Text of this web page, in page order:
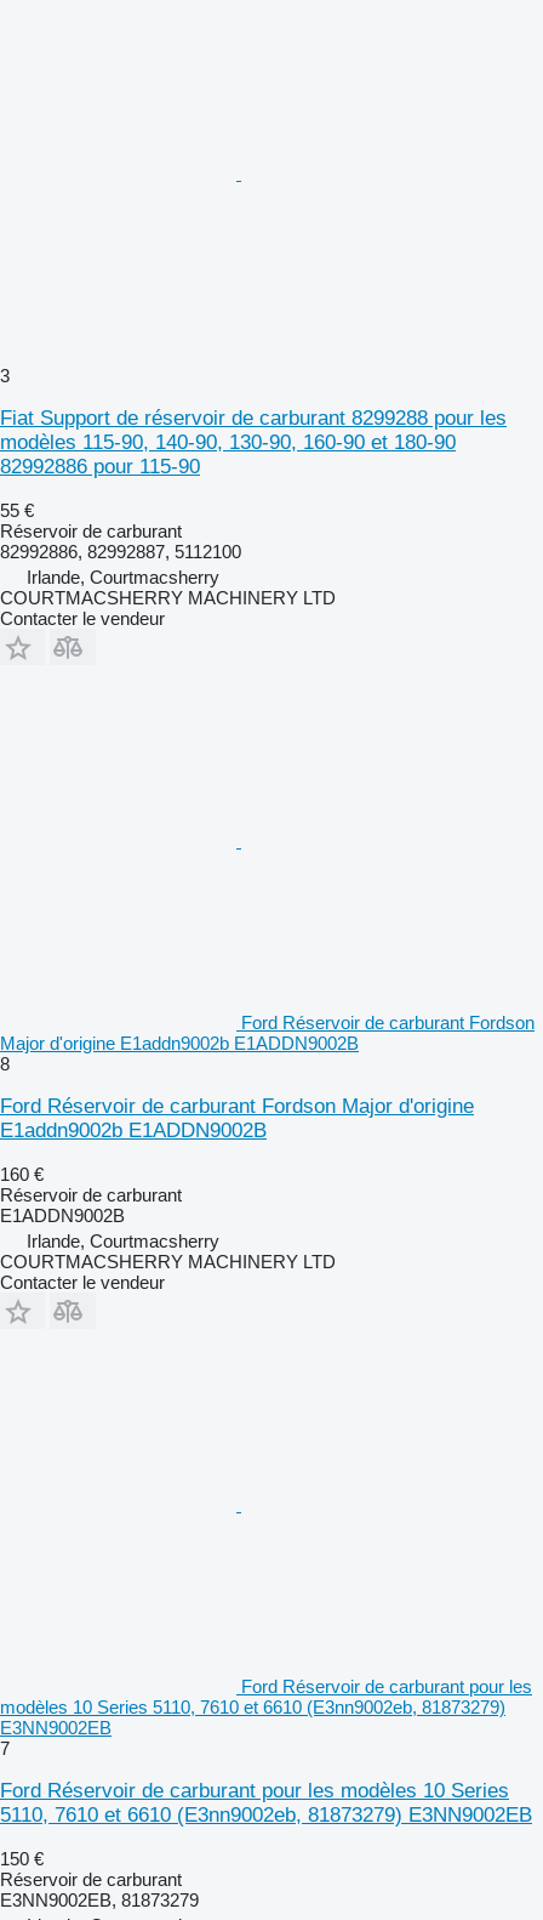
3
Fiat Support de réservoir de carburant 8299288 pour les
modèles 115-90, 140-90, 130-90, 160-90 et 180-90
82992886 pour 115-90
55 €
Réservoir de carburant
82992886, 82992887, 5112100
Irlande, Courtmacsherry
COURTMACSHERRY MACHINERY LTD
Contacter le vendeur
Ford Réservoir de carburant Fordson
Major d'origine E1addn9002b E1ADDN9002B
8
Ford Réservoir de carburant Fordson Major d'origine
E1addn9002b E1ADDN9002B
160 €
Réservoir de carburant
E1ADDN9002B
Irlande, Courtmacsherry
COURTMACSHERRY MACHINERY LTD
Contacter le vendeur
Ford Réservoir de carburant pour les
modèles 10 Series 5110, 7610 et 6610 (E3nn9002eb, 81873279)
E3NN9002EB
7
Ford Réservoir de carburant pour les modèles 10 Series
5110, 7610 et 6610 (E3nn9002eb, 81873279) E3NN9002EB
150 €
Réservoir de carburant
E3NN9002EB, 81873279